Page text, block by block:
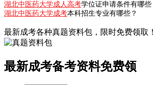
湖北中医药大学成人高考学位证申请条件有哪些
湖北中医药大学成考本科招生专业有哪些？
最新成考各种真题资料包，限时免费领取！
最新成考备考资料免费领